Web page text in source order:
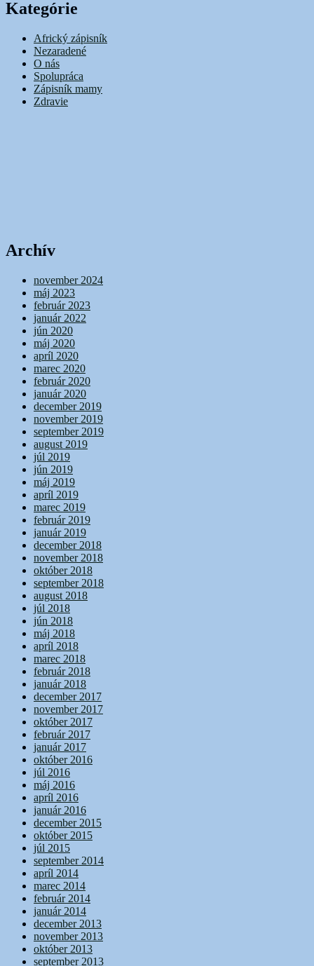
Kategórie
Africký zápisník
Nezaradené
O nás
Spolupráca
Zápisník mamy
Zdravie
Archív
november 2024
máj 2023
február 2023
január 2022
jún 2020
máj 2020
apríl 2020
marec 2020
február 2020
január 2020
december 2019
november 2019
september 2019
august 2019
júl 2019
jún 2019
máj 2019
apríl 2019
marec 2019
február 2019
január 2019
december 2018
november 2018
október 2018
september 2018
august 2018
júl 2018
jún 2018
máj 2018
apríl 2018
marec 2018
február 2018
január 2018
december 2017
november 2017
október 2017
február 2017
január 2017
október 2016
júl 2016
máj 2016
apríl 2016
január 2016
december 2015
október 2015
júl 2015
september 2014
apríl 2014
marec 2014
február 2014
január 2014
december 2013
november 2013
október 2013
september 2013